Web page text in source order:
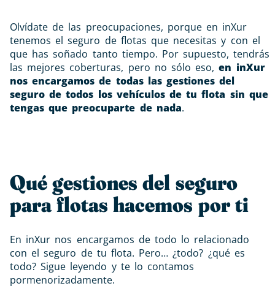
Olvídate de las preocupaciones, porque en inXur
tenemos el seguro de flotas que necesitas y con el
que has soñado tanto tiempo. Por supuesto, tendrás
las mejores coberturas, pero no sólo eso,en inXur
nos encargamos de todas las gestiones del
seguro de todos los vehículos de tu flota sin que
tengas que preocuparte de nada.
Qué gestiones del seguro
para flotas hacemos por ti
En inXur nos encargamos de todo lo relacionado
con el seguro de tu flota. Pero… ¿todo? ¿qué es
todo? Sigue leyendo y te lo contamos
pormenorizadamente.